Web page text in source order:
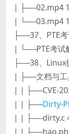
| ├──02.mp4
| └──03.mp4
├──37、PTE
| └──PTE考试
├──38、Linux
| ├──文档与工
| | ├──CVE-
| | ├──Dirty-
| | ├──dirty.c
| |